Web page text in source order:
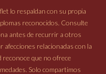
lo respaldan con su propia
reconocidos. Consulte
antes de recurrir a otros
afecciones relacionadas con la
que no ofrece
Solo compartimos